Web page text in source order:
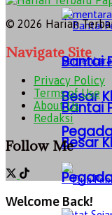
Bantai
Besar
Bantai
Besar
© 2026 Harian
Navigate Site
Privacy Policy
Terms of Use
About Us
Redaksi
Follow Me
Welcome Back!